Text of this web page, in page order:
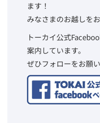
ます！
みなさまのお越しを
トーカイ公式
案内しています。
ぜひフォローをお願